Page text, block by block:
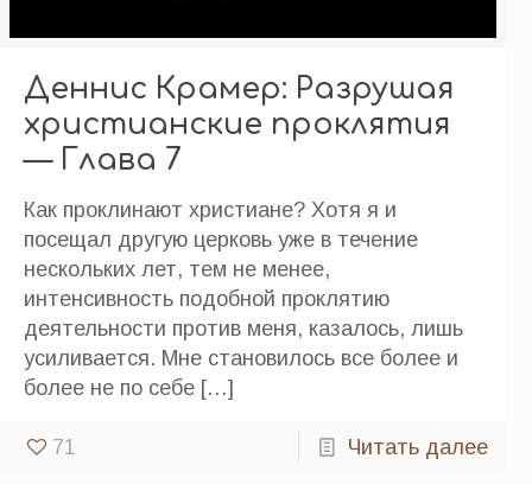
Деннис Крамер: Разрушая
христианские проклятия
— Глава 7
Как проклинают христиане? Хотя я и
посещал другую церковь уже в течение
нескольких лет, тем не менее,
интенсивность подобной проклятию
деятельности против меня, казалось, лишь
усиливается. Мне становилось все более и
более не по себе […]
71 Читать далее